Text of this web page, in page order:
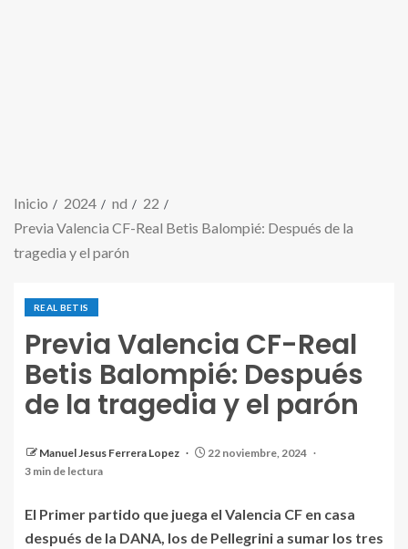
Inicio 2024 nd
22
Previa Valencia CF-Real Betis Balompié: Después de la
tragedia y el parón
REAL BETIS
Previa Valencia CF-Real
Betis Balompié: Después
de la tragedia y el parón
Manuel Jesus Ferrera Lopez
22 noviembre, 2024
3 min de lectura
X(@Realbetis)
El Primer partido que juega el Valencia CF en casa
después de la DANA, los de Pellegrini a sumar los tres